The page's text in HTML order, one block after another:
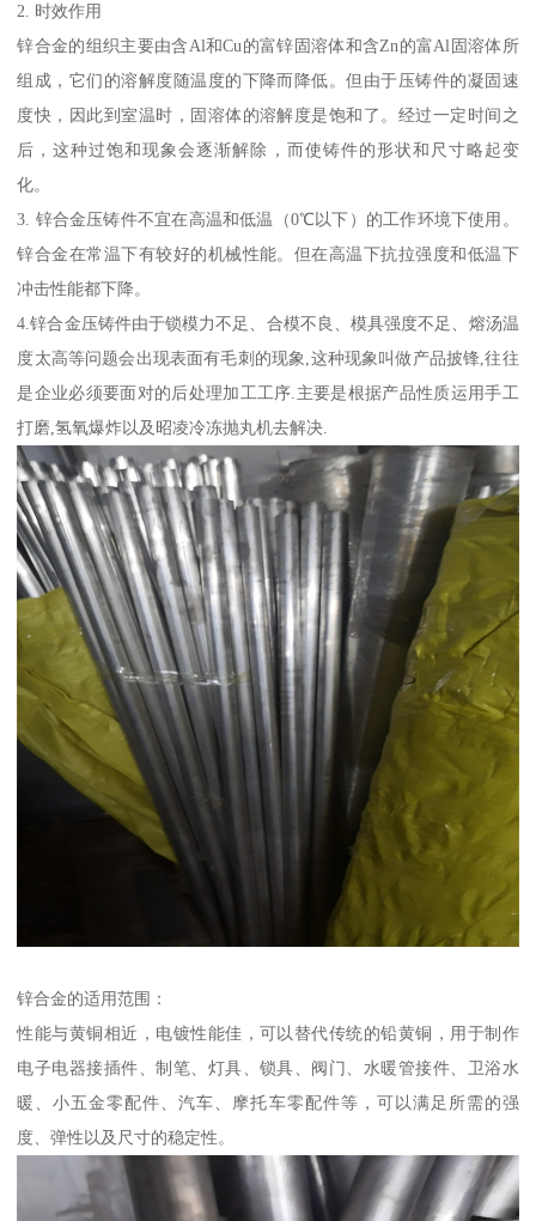
2. 时效作用
锌合金的组织主要由含Al和Cu的富锌固溶体和含Zn的富Al固溶体所
组成，它们的溶解度随温度的下降而降低。但由于压铸件的凝固速
度快，因此到室温时，固溶体的溶解度是饱和了。经过一定时间之
后，这种过饱和现象会逐渐解除，而使铸件的形状和尺寸略起变
化。
3. 锌合金压铸件不宜在高温和低温（0℃以下）的工作环境下使用。
锌合金在常温下有较好的机械性能。但在高温下抗拉强度和低温下
冲击性能都下降。
4.锌合金压铸件由于锁模力不足、合模不良、模具强度不足、熔汤温
度太高等问题会出现表面有毛刺的现象,这种现象叫做产品披锋,往往
是企业必须要面对的后处理加工工序.主要是根据产品性质运用手工
打磨,氢氧爆炸以及昭凌冷冻抛丸机去解决.
锌合金的适用范围：
性能与黄铜相近，电镀性能佳，可以替代传统的铅黄铜，用于制作
电子电器接插件、制笔、灯具、锁具、阀门、水暖管接件、卫浴水
暖、小五金零配件、汽车、摩托车零配件等，可以满足所需的强
度、弹性以及尺寸的稳定性。